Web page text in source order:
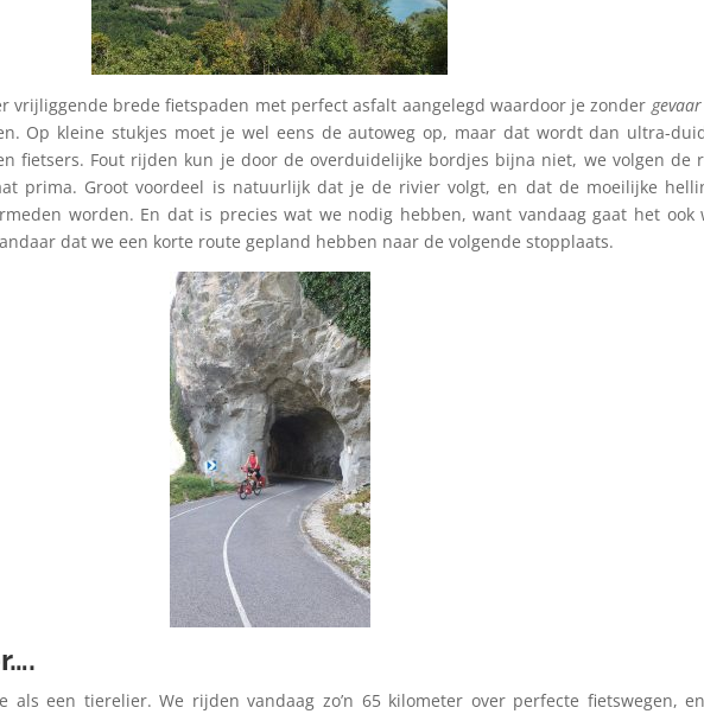
vrijliggende brede fietspaden met perfect asfalt aangelegd waardoor je zonder
Op kleine stukjes moet je wel eens de autoweg op, maar dat wordt dan ultra-
fietsers. Fout rijden kun je door de overduidelijke bordjes bijna niet, we volgen de
prima. Groot voordeel is natuurlijk dat je de rivier volgt, en dat de moeilijke
worden. En dat is precies wat we nodig hebben, want vandaag gaat het ook
dat we een korte route gepland hebben naar de volgende stopplaats.
als een tierelier. We rijden vandaag zo’n 65 kilometer over perfecte fietswegen,